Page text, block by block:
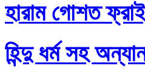
হারাম গোশত
হিন্দু ধর্ম সহ